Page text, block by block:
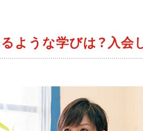
ような学びは？入会